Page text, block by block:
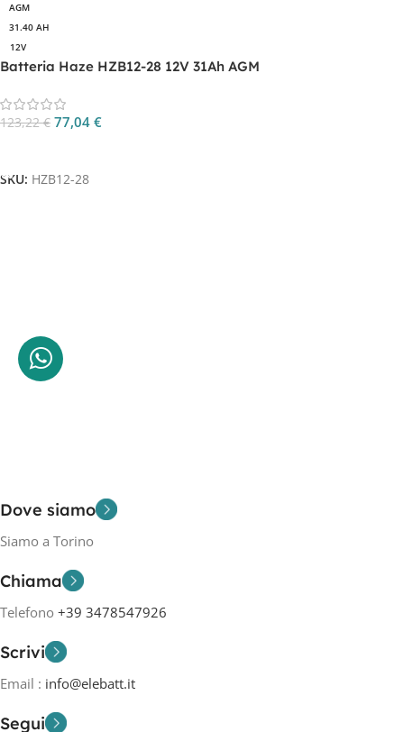
AGM
31.40 AH
12V
Batteria Haze HZB12-28 12V 31Ah AGM
123,22€ 77,04 €
SKU: HZB12-28
Dove siamo
Siamo a Torino
Chiama
Telefono +39 3478547926
Scrivi
Email : info@elebatt.it
Segui